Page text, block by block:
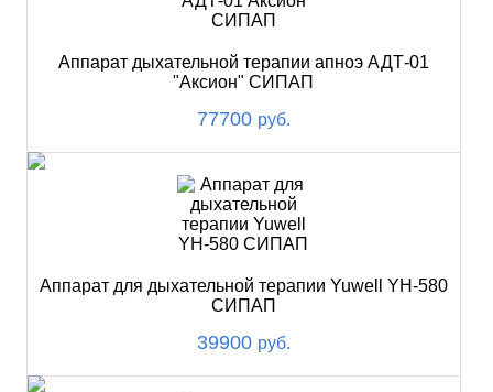
Аппарат дыхательной терапии апноэ АДТ-01
"Аксион" СИПАП
77700 руб.
Аппарат для дыхательной терапии Yuwell YH-580
СИПАП
39900 руб.